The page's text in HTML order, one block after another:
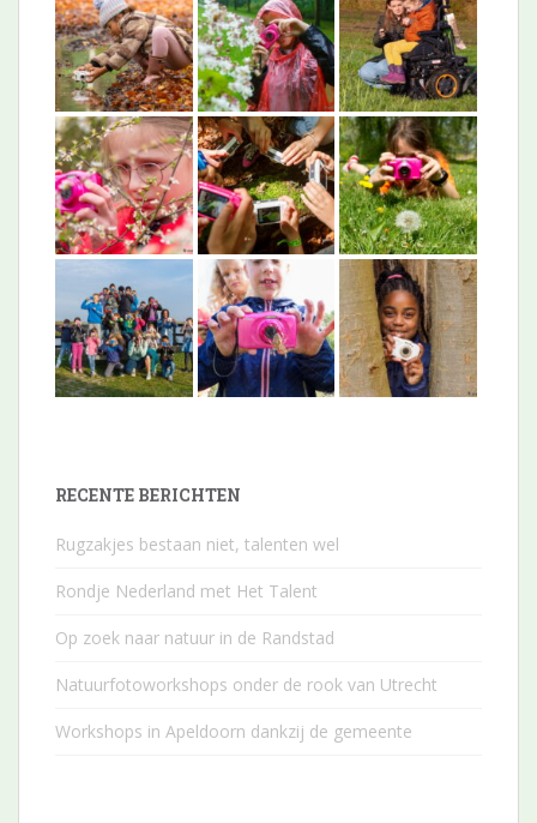
RECENTE BERICHTEN
Rugzakjes bestaan niet, talenten wel
Rondje Nederland met Het Talent
Op zoek naar natuur in de Randstad
Natuurfotoworkshops onder de rook van Utrecht
Workshops in Apeldoorn dankzij de gemeente